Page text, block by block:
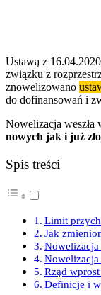
Ustawą z
związku z
znowelizowano
do dofinansowań i
Nowelizacja weszła
nowych jak i już
Spis treści
Limit
Jak
Nowelizacja
Nowelizacja
Rząd
Definicje i